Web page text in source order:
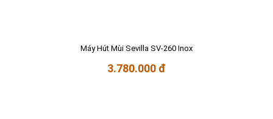
Máy Hút Mùi Sevilla SV-260 Inox
3.780.000 đ